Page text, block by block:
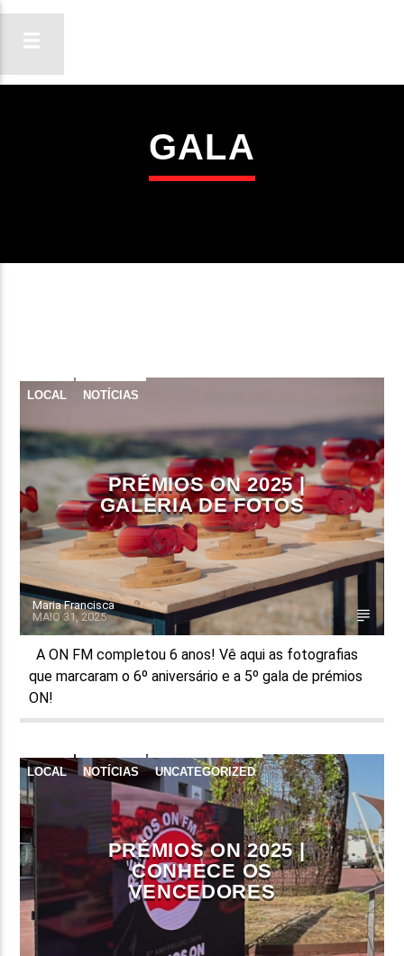
ON FM
LIGA-TE
FAIXA ATUAL
TÍTULO
ARTISTA
ON FM
GALA
LOCAL NOTÍCIAS
PRÉMIOS ON 2025 |
GALERIA DE FOTOS
Maria Francisca
MAIO 31, 2025
A ON FM completou 6 anos! Vê aqui as fotografias
que marcaram o 6º aniversário e a 5º gala de prémios
ON!
LOCAL NOTÍCIAS UNCATEGORIZED
PRÉMIOS ON 2025 |
CONHECE OS
VENCEDORES